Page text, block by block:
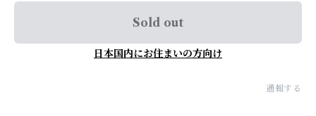
Sold out
日本国内にお住まいの方向け
通報する